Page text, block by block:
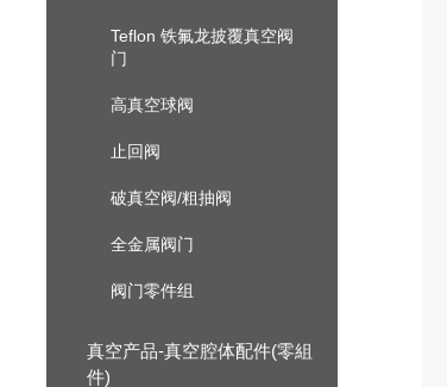
Teflon 铁氟龙披覆真空阀
门
高真空球阀
止回阀
破真空阀/粗抽阀
全金属阀门
阀门零件组
真空产品-真空腔体配件(零組
件)